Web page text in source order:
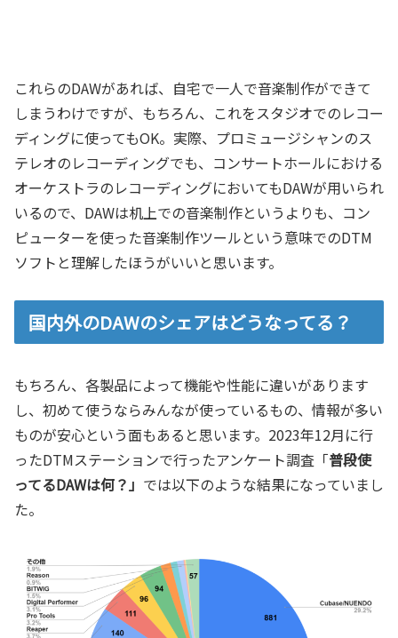
これらのDAWがあれば、自宅で一人で音楽制作ができて
しまうわけですが、もちろん、これをスタジオでのレコー
ディングに使ってもOK。実際、プロミュージシャンのス
テレオのレコーディングでも、コンサートホールにおける
オーケストラのレコーディングにおいてもDAWが用いられ
いるので、DAWは机上での音楽制作というよりも、コン
ピューターを使った音楽制作ツールという意味でのDTM
ソフトと理解したほうがいいと思います。
国内外のDAWのシェアはどうなってる？
もちろん、各製品によって機能や性能に違いがあります
し、初めて使うならみんなが使っているもの、情報が多い
ものが安心という面もあると思います。2023年12月に行
ったDTMステーションで行ったアンケート調査「普段使
ってるDAWは何？」 では以下のような結果になっていまし
た。